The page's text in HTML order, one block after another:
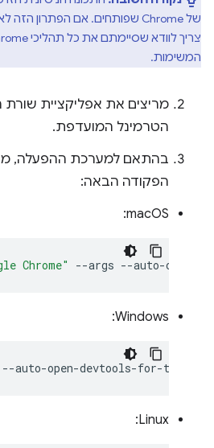
המשימות.
מריצים את אפליקציית שורת
הטרמינל המועדפת.
בהתאם למערכת ההפעלה,
הפקודה הבאה:
‫macOS:
Chrome" --args
Windows:
Linux: